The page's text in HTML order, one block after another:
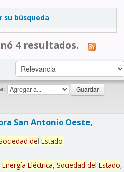
su búsqueda
4 resultados.
San Antonio Oeste,
del Estado.
Energía Eléctrica, Sociedad del Estado,